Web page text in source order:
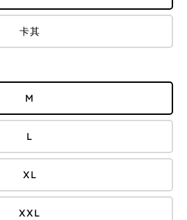
卡其
M
L
XL
XXL